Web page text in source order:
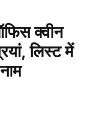
क्वीन
लिस्ट में